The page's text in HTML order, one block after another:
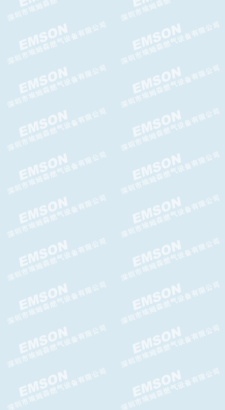
TA-956 减压阀 TA-956FC减压
阀
TA-992SH减压阀,TA-992SH高
压减压阀
阀,GASCAT切断阀
Argos WA减压阀，Argos WA
CELTIC-N氮封阀,GASCAT氮封